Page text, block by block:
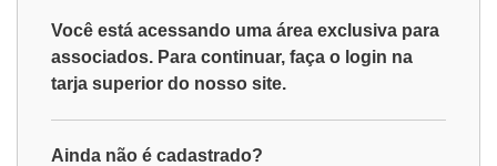
Você está acessando uma área exclusiva para
associados. Para continuar, faça o login na
tarja superior do nosso site.
Ainda não é cadastrado?